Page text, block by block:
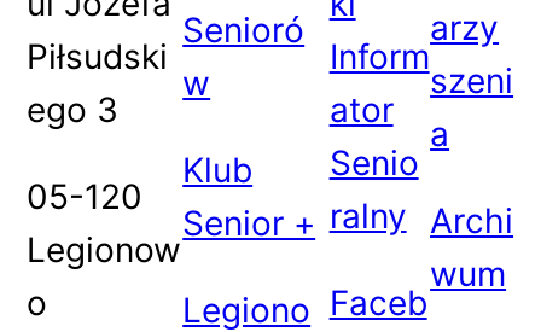
Piłsudski
ego 3
05-120
Legionow
o
Senioró
w
Klub
Senior +
Legiono
Inform
ator
Senio
ralny
Faceb
arzy
szeni
a
Archi
wum